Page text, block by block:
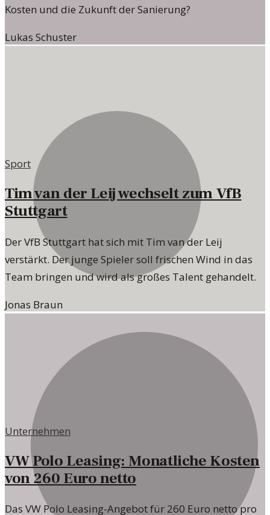
Kosten und die Zukunft der Sanierung?
Lukas Schuster
Sport
Tim van der Leij wechselt zum VfB
Stuttgart
Der VfB Stuttgart hat sich mit Tim van der Leij
verstärkt. Der junge Spieler soll frischen Wind in das
Team bringen und wird als großes Talent gehandelt.
Jonas Braun
Unternehmen
VW Polo Leasing: Monatliche Kosten
von 260 Euro netto
Das VW Polo Leasing-Angebot für 260 Euro netto pro